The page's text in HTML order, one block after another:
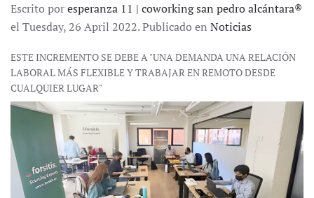
Escrito poresperanza 11 | coworking san pedro alcántara®
el Tuesday, 26 April 2022. Publicado en Noticias
ESTE INCREMENTO SE DEBE A "UNA DEMANDA UNA RELACIÓN
LABORAL MÁS FLEXIBLE Y TRABAJAR EN REMOTO DESDE
CUALQUIER LUGAR"